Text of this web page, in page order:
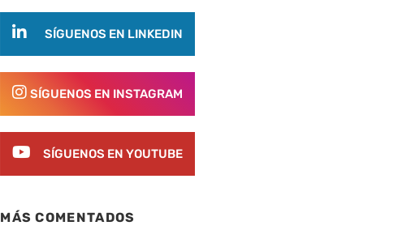
SÍGUENOS EN LINKEDIN
SÍGUENOS EN INSTAGRAM
SÍGUENOS EN YOUTUBE
MÁS COMENTADOS